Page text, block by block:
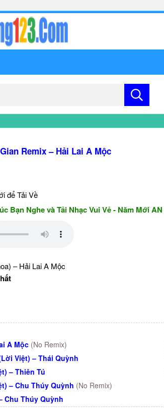
Remix – Hải Lai A Mộc
để Tải Về
và Tải Nhạc Vui Vẻ - Năm Mới AN KHANG
– Hải Lai A Mộc
A Mộc (No Remix)
Việt) – Thái Quỳnh
– Thiên Tú
– Chu Thúy Quỳnh (No Remix)
Chu Thúy Quỳnh